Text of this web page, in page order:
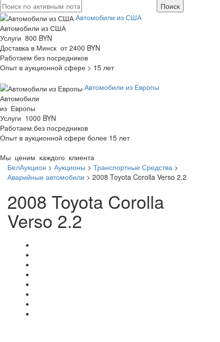
Автомобили из США
Автомобили из США
Услуги 800 BYN
Доставка в Минск от 2400 BYN
Работаем без посредников
Опыт в аукционной сфере > 15 лет
Автомобили из Европы
Автомобили
из Европы
Услуги 1000 BYN
Работаем без посредников
Опыт в аукционной сфере более 15 лет
Мы ценим каждого клиента
БелАукцион > Аукционы > Транспортные Средства >
Аварийные автомобили > 2008 Toyota Corolla Verso 2.2
2008 Toyota Corolla
Verso 2.2